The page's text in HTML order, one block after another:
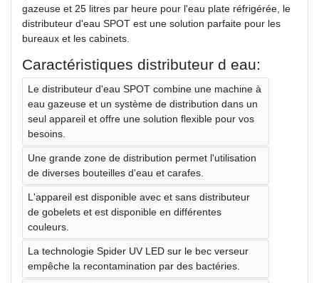
gazeuse et 25 litres par heure pour l'eau plate réfrigérée, le
distributeur d'eau SPOT est une solution parfaite pour les
bureaux et les cabinets.
Caractéristiques distributeur d eau:
Le distributeur d'eau SPOT combine une machine à
eau gazeuse et un système de distribution dans un
seul appareil et offre une solution flexible pour vos
besoins.
Une grande zone de distribution permet l'utilisation
de diverses bouteilles d'eau et carafes.
L'appareil est disponible avec et sans distributeur
de gobelets et est disponible en différentes
couleurs.
La technologie Spider UV LED sur le bec verseur
empêche la recontamination par des bactéries.